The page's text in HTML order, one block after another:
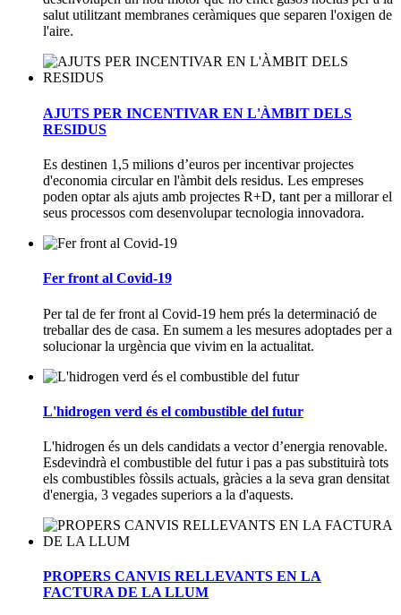
salut utilitzant membranes ceràmiques que separen l'oxigen de
l'aire.
AJUTS PER INCENTIVAR EN L'ÀMBIT DELS
RESIDUS
Es destinen 1,5 milions d’euros per incentivar projectes
d'economia circular en l'àmbit dels residus. Les empreses
poden optar als ajuts amb projectes R+D, tant per a millorar el
seus processos com desenvolupar tecnologia innovadora.
Fer front al Covid-19
Per tal de fer front al Covid-19 hem prés la determinació de
treballar des de casa. En sumem a les mesures adoptades per a
solucionar la urgència que vivim en la actualitat.
L'hidrogen verd és el combustible del futur
L'hidrogen és un dels candidats a vector d’energia renovable.
Esdevindrà el combustible del futur i pas a pas substituirà tots
els combustibles fòssils actuals, gràcies a la seva gran densitat
d'energia, 3 vegades superiors a la d'aquests.
PROPERS CANVIS RELLEVANTS EN LA
FACTURA DE LA LLUM